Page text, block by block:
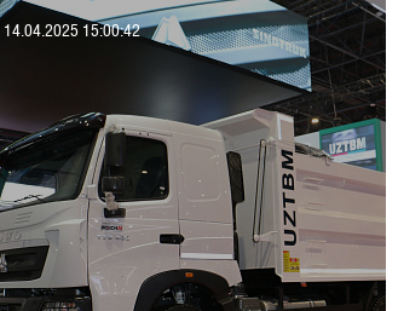
14.04.2025 15:00:42